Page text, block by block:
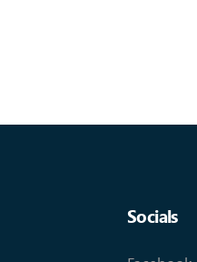
Socials